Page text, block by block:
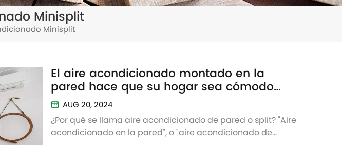
Minisplit
Minisplit
El aire acondicionado montado en la
pared hace que su hogar sea cómodo
para vivir
AUG 20, 2024
¿Por qué se llama aire acondicionado de pared o split? "Aire
acondicionado en la pared", o "aire acondicionado de